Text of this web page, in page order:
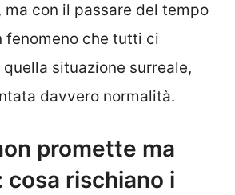
ma con il passare del tempo
fenomeno che tutti ci
situazione surreale,
davvero normalità.
promette ma
cosa rischiano i